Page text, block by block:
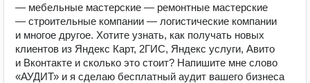
— мебельные мастерские — ремонтные мастерские
— строительные компании — логистические компании
и многое другое. Хотите узнать, как получать новых
клиентов из Яндекс Карт, 2ГИС, Яндекс услуги, Авито
и Вконтакте и сколько это стоит? Напишите мне слово
«АУДИТ» и я сделаю бесплатный аудит вашего бизнеса